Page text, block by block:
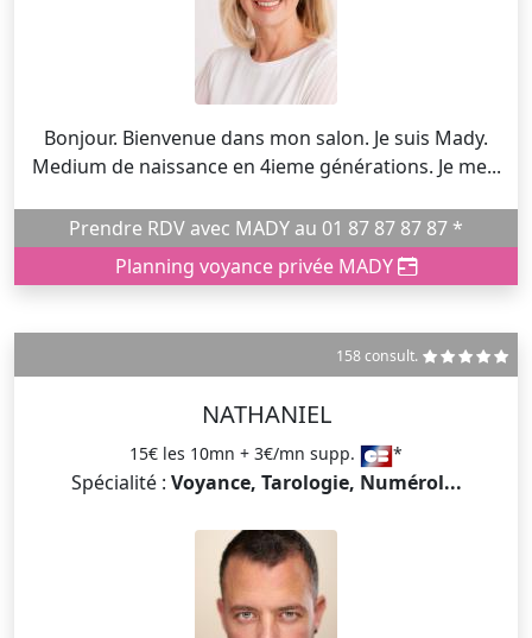
Bonjour. Bienvenue dans mon salon. Je suis Mady.
Medium de naissance en 4ieme générations. Je me...
Prendre RDV avec MADY au 01 87 87 87 87 *
Planning voyance privée MADY
158 consult.
NATHANIEL
15€ les 10mn + 3€/mn supp. *
Spécialité : Voyance, Tarologie, Numérol...